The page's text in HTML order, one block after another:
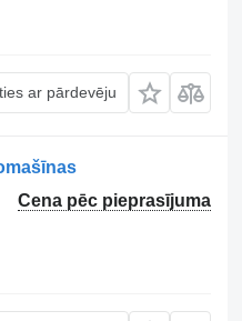
ar pārdevēju
Cena pēc pieprasījuma